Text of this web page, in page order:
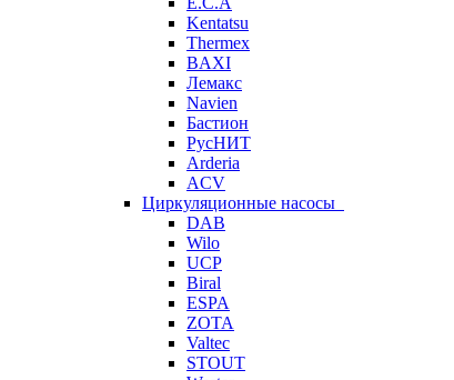
Kentatsu
Thermex
BAXI
Лемакс
Navien
Бастион
РусНИТ
Arderia
ACV
Циркуляционные насосы
DAB
Wilo
UCP
Biral
ESPA
ZOTA
Valtec
STOUT